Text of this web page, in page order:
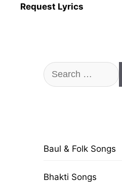
Request Lyrics
Search
for:
Baul & Folk Songs
Bhakti Songs